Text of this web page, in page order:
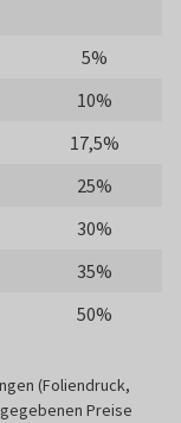
5%
10%
17,5%
25%
30%
35%
50%
(Foliendruck,
Preise